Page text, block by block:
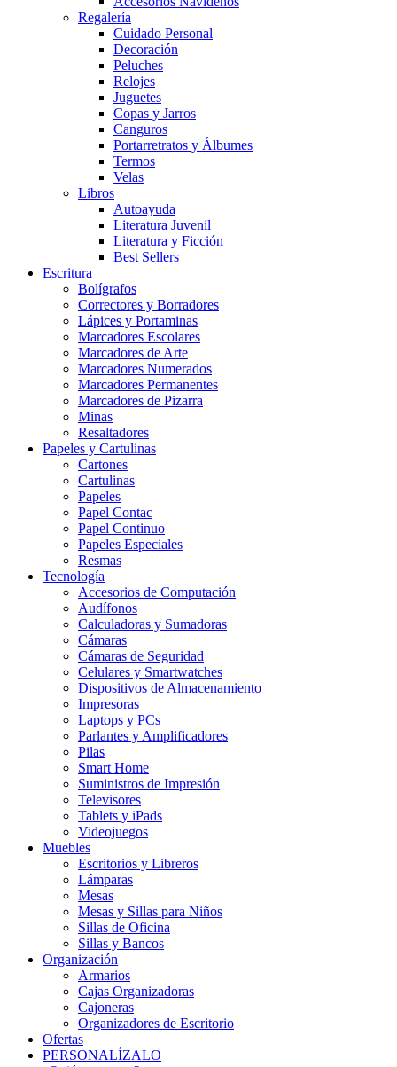
Regalería
Cuidado Personal
Decoración
Peluches
Relojes
Juguetes
Copas y Jarros
Canguros
Portarretratos y Álbumes
Termos
Velas
Libros
Autoayuda
Literatura Juvenil
Literatura y Ficción
Best Sellers
Escritura
Bolígrafos
Correctores y Borradores
Lápices y Portaminas
Marcadores Escolares
Marcadores de Arte
Marcadores Numerados
Marcadores Permanentes
Marcadores de Pizarra
Minas
Resaltadores
Papeles y Cartulinas
Cartones
Cartulinas
Papeles
Papel Contac
Papel Continuo
Papeles Especiales
Resmas
Tecnología
Accesorios de Computación
Audífonos
Calculadoras y Sumadoras
Cámaras
Cámaras de Seguridad
Celulares y Smartwatches
Dispositivos de Almacenamiento
Impresoras
Laptops y PCs
Parlantes y Amplificadores
Pilas
Smart Home
Suministros de Impresión
Televisores
Tablets y iPads
Videojuegos
Muebles
Escritorios y Libreros
Lámparas
Mesas
Mesas y Sillas para Niños
Sillas de Oficina
Sillas y Bancos
Organización
Armarios
Cajas Organizadoras
Cajoneras
Organizadores de Escritorio
Ofertas
PERSONALÍZALO